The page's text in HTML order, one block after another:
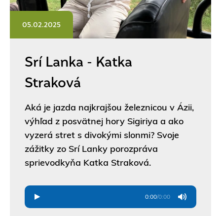
Srí Lanka - Katka
Straková
Aká je jazda najkrajšou železnicou v Ázii,
výhľad z posvätnej hory Sigiriya a ako
vyzerá stret s divokými slonmi? Svoje
zážitky zo Srí Lanky porozpráva
sprievodkyňa Katka Straková.
0:00/0:00
05.02.2025